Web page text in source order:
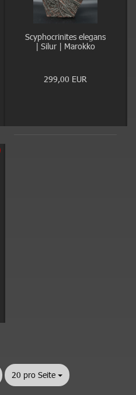
Scyphocrinites elegans
| Silur | Marokko
299,00 EUR
20 pro Seite
pro Seite